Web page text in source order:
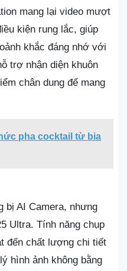
mang lại video mượt
kiện rung lắc, giúp
khắc đáng nhớ với
trợ nhận diện khuôn
chân dung để mang
pha cocktail từ bia
bị AI Camera, nhưng
Ultra. Tính năng chụp
đến chất lượng chi tiết
hình ảnh không bằng